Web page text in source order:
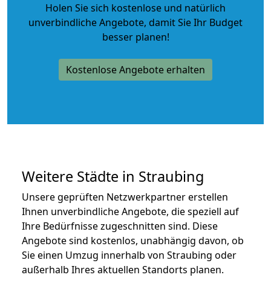
Holen Sie sich kostenlose und natürlich
unverbindliche Angebote, damit Sie Ihr Budget
besser planen!
Kostenlose Angebote erhalten
Weitere Städte in Straubing
Unsere geprüften Netzwerkpartner erstellen
Ihnen unverbindliche Angebote, die speziell auf
Ihre Bedürfnisse zugeschnitten sind. Diese
Angebote sind kostenlos, unabhängig davon, ob
Sie einen Umzug innerhalb von Straubing oder
außerhalb Ihres aktuellen Standorts planen.